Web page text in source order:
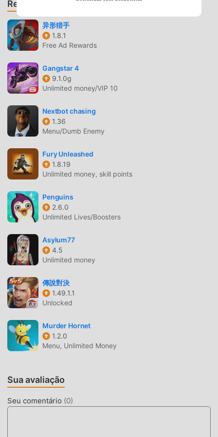
melhor escolha, por ser o maior site do mundo para baixar
jogos apk gratuitos. Além de oferecer as últimas versões
doHAPPY ZONE0.73gratuitamente, Modroid também
oferece Menu, No CoolDown mod gratuitamente, te
você possa focar em aproveitar a diversão trazida pelo
jogo. Moddroid promete que nenhum mod do HAPPY
ZONEirá cobrar nenhuma tarifa dos usuários, além de ser
client para baixar e instalar o HAPPY ZONE 0.73 com um
clique. O que você está esperando? Baixe o moddroid e
jogue!
JOGABILIDADE ÚNICA
HAPPY ZONE é um jogo popular de action . Sua
jogabilidade única tem atraído um grande número de fãs
ao redor do mundo. Diferente do jogos tradicionais de
action , noHAPPY ZONE, você apenas precisa ir ao tutorial
e aproveitar a alegria trazida pelo clássico jogo de action
HAPPY ZONE 0.73. Ao mesmo tempo, moddroid construiu
uma plataforma especial para amantes de jogos de action ,
todos os amantes de jogos action pelo mundo. O que você
está esperando? Entre no modroid e aproveite os jogos de
action com parceiros ao redor do mundo.
TELA ATRAENTE
Como jogos tradicionais de action ,HAPPY ZONE tem um
atraia muitos fãs de action , e comparado com os jogos
tradicionais de action , HAPPY ZONE 0.73 adotou um
mecanismo virtual atualizado com atualizações ousadas.
Recomendar jogos e apps
异形猎手
1.8.1
Free Ad Rewards
Gangstar 4
9.1.0g
Unlimited money/VIP 10
Nextbot chasing
1.36
Menu/Dumb Enemy
Fury Unleashed
1.8.19
Unlimited money, skill points
Penguins
2.6.0
Unlimited Lives/Boosters
Asylum77
4.5
Unlimited money
傳說對決
1.49.1.1
Unlocked
Murder Hornet
1.2.0
Menu, Unlimited Money
Sua avaliação
Seu comentário (0)